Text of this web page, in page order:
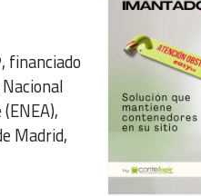
, financiado
Madrid,